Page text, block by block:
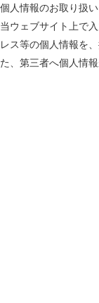
個人情報のお取り扱
当ウェブサイト上で
レス等の個人情報を
た、第三者へ個人情